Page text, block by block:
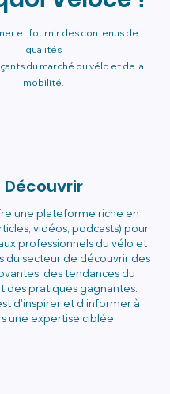
et fournir des contenus de
qualités
du marché du vélo et de la
mobilité.
Découvrir
une plateforme riche en
vidéos, podcasts) pour
professionnels du vélo et
du secteur de découvrir des
des tendances du
des pratiques gagnantes.
d'inspirer et d'informer à
une expertise ciblée.